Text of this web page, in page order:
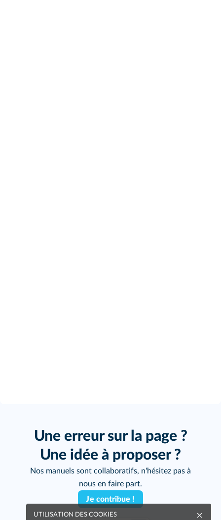
Une erreur sur la page ?
Une idée à proposer ?
Nos manuels sont collaboratifs, n'hésitez pas à
nous en faire part.
Je contribue !
UTILISATION DES COOKIES